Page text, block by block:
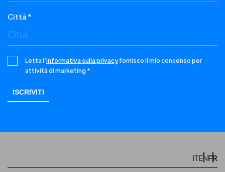
Città *
Letta l’informativa sulla privacy fornisco il mio consenso per
attività di marketing *
ITENFR